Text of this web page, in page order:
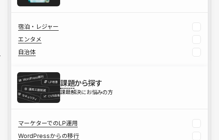
宿泊・レジャー
エンタメ
自治体
課題から探す
課題解決にお悩みの方
マーケターでのLP運用
WordPressからの移行